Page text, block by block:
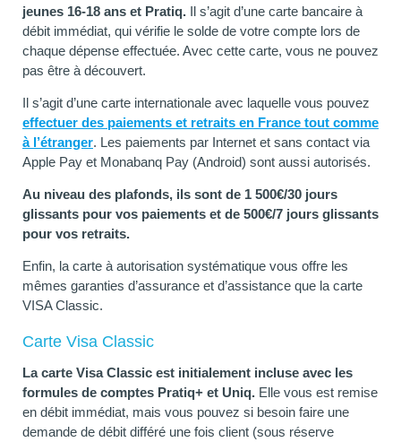
jeunes 16-18 ans et Pratiq. Il s’agit d’une carte bancaire à
débit immédiat, qui vérifie le solde de votre compte lors de
chaque dépense effectuée. Avec cette carte, vous ne pouvez
pas être à découvert.
Il s’agit d’une carte internationale avec laquelle vous pouvez
effectuer des paiements et retraits en France tout comme
à l’étranger. Les paiements par Internet et sans contact via
Apple Pay et Monabanq Pay (Android) sont aussi autorisés.
Au niveau des plafonds, ils sont de 1 500€/30 jours
glissants pour vos paiements et de 500€/7 jours glissants
pour vos retraits.
Enfin, la carte à autorisation systématique vous offre les
mêmes garanties d’assurance et d’assistance que la carte
VISA Classic.
Carte Visa Classic
La carte Visa Classic est initialement incluse avec les
formules de comptes Pratiq+ et Uniq. Elle vous est remise
en débit immédiat, mais vous pouvez si besoin faire une
demande de débit différé une fois client (sous réserve